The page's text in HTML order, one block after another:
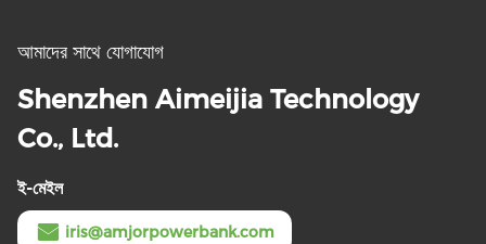
আমাদের সাথে যোগাযোগ
Shenzhen Aimeijia Technology
Co., Ltd.
ই-মেইল
iris@amjorpowerbank.com